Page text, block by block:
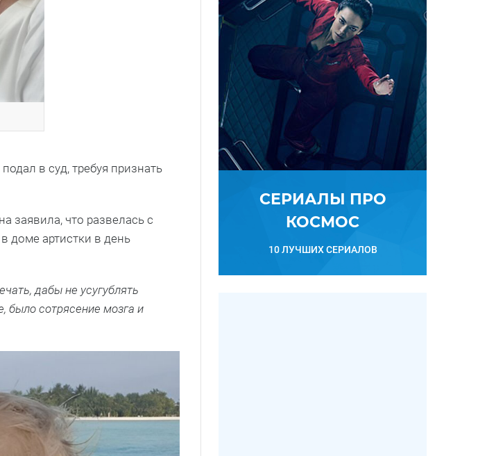
в суд, требуя признать
заявила, что развелась с
доме артистки в день
дабы не усугублять
было сотрясение мозга и
СЕРИАЛЫ ПРО
КОСМОС
10 ЛУЧШИХ СЕРИАЛОВ